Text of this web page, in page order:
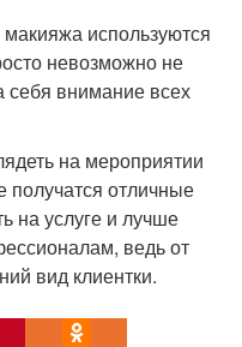
макияжа используются
невозможно не
себя внимание всех
на мероприятии
получатся отличные
на услуге и лучше
ведь от
вид клиентки.